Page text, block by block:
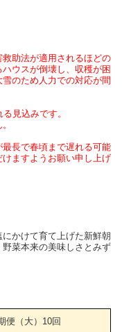
助法が適用されるほどの
ウスが倒壊し、収穫が困
のため人力での対応が間
見込みです。
長で春頃まで遅れる可能
ますようお願い申し上げ
かけて育て上げた新鮮朝
菜本来の美味しさとみず
便（大）10回